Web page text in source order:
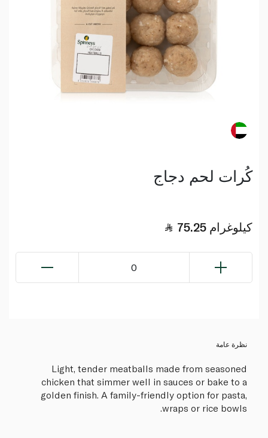
كُرات لحم دجاج
75.25 كيلوغرام
0
نظرة عامة
Light, tender meatballs made from seasoned
chicken that simmer well in sauces or bake to a
golden finish. A family-friendly option for pasta,
wraps or rice bowls.